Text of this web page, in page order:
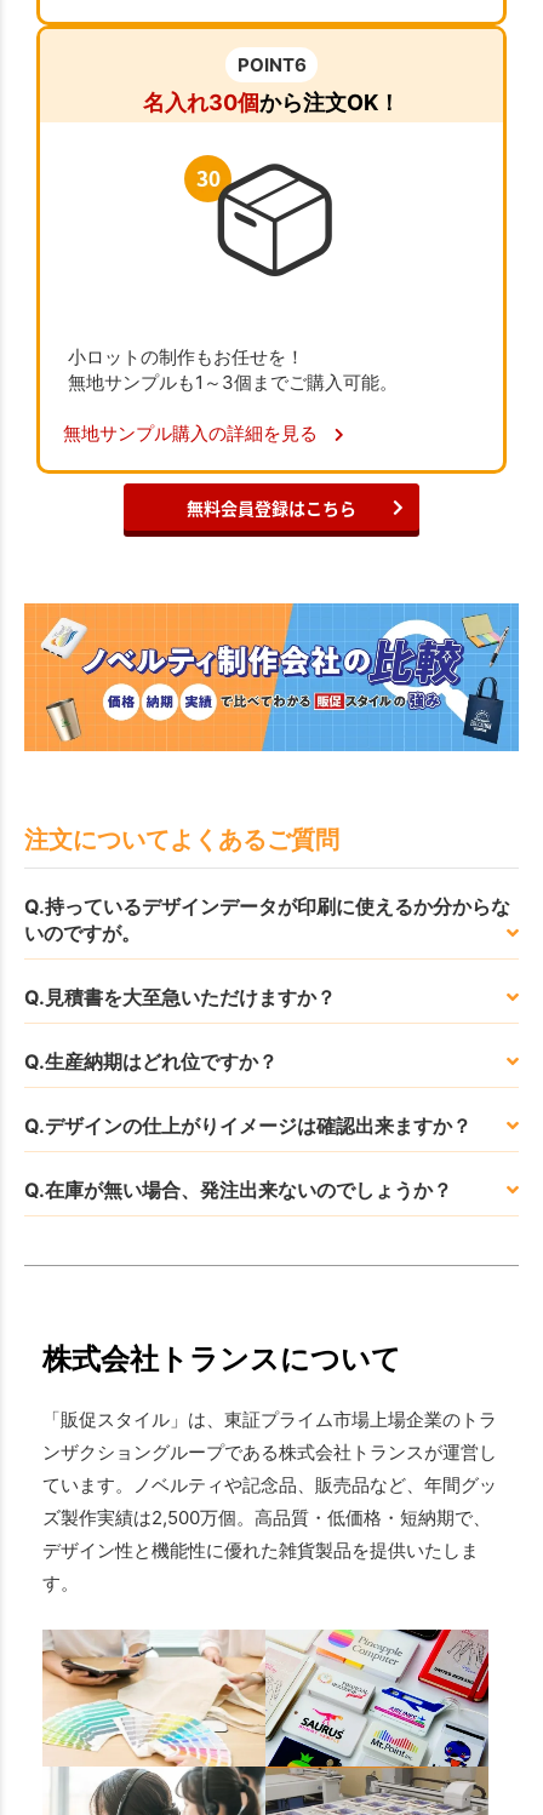
POINT6
名入れ30個から注文OK！
小ロットの制作もお任せを！
無地サンプルも1～3個までご購入可能。
無地サンプル購入の詳細を見る
無料会員登録はこちら
注文についてよくあるご質問
Q.持っているデザインデータが印刷に使えるか分からな
いのですが。
Q.見積書を大至急いただけますか？
Q.生産納期はどれ位ですか？
Q.デザインの仕上がりイメージは確認出来ますか？
Q.在庫が無い場合、発注出来ないのでしょうか？
株式会社トランスについて
「販促スタイル」は、東証プライム市場上場企業のトラ
ンザクショングループである株式会社トランスが運営し
ています。ノベルティや記念品、販売品など、年間グッ
ズ製作実績は2,500万個。高品質・低価格・短納期で、
デザイン性と機能性に優れた雑貨製品を提供いたしま
す。